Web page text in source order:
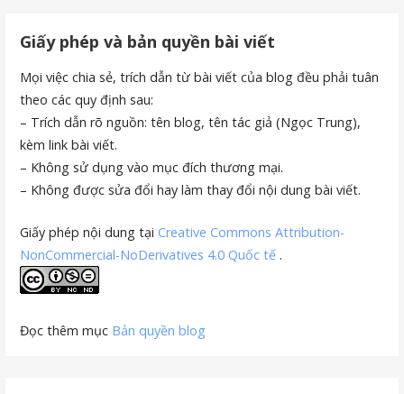
Giấy phép và bản quyền bài viết
Mọi việc chia sẻ, trích dẫn từ bài viết của blog đều phải tuân
theo các quy định sau:
– Trích dẫn rõ nguồn: tên blog, tên tác giả (Ngọc Trung),
kèm link bài viết.
– Không sử dụng vào mục đích thương mại.
– Không được sửa đổi hay làm thay đổi nội dung bài viết.
Giấy phép nội dung tạiCreative Commons Attribution-
NonCommercial-NoDerivatives 4.0 Quốc tế .
Đọc thêm mục Bản quyền blog